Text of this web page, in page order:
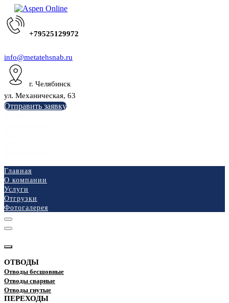
+79525129972
info@metatehsnab.ru
г. Челябинск
ул. Механическая, 63
Отправить заявку
Главная
О компании
Услуги
Отгрузки
Фотогалерея
ОТВОДЫ
Отводы бесшовные
Отводы сварные
Отводы гнутые
ПЕРЕХОДЫ